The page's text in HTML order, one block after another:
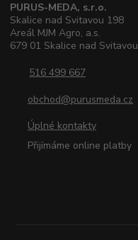
PURUS-MEDA, s.r.o.
Skalice nad Svitavou 198
Areál MJM Agro, a.s.
679 01 Skalice nad Svitavou
516 499 667
obchod@purusmeda.cz
Úplné kontakty
Přijímáme online platby